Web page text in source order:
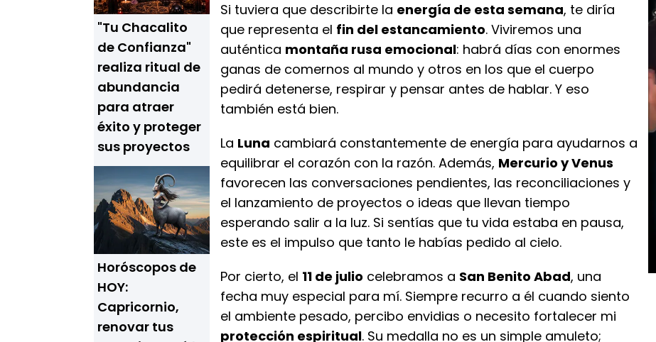
"Tu Chacalito
de Confianza"
realiza ritual de
abundancia
para atraer
éxito y proteger
sus proyectos
Horóscopos de
HOY:
Capricornio,
renovar tus
Si tuviera que describirte la energía de esta semana, te diría
que representa el fin del estancamiento. Viviremos una
auténtica montaña rusa emocional: habrá días con enormes
ganas de comernos al mundo y otros en los que el cuerpo
pedirá detenerse, respirar y pensar antes de hablar. Y eso
también está bien.
La Luna cambiará constantemente de energía para ayudarnos a
equilibrar el corazón con la razón. Además, Mercurio y Venus
favorecen las conversaciones pendientes, las reconciliaciones y
el lanzamiento de proyectos o ideas que llevan tiempo
esperando salir a la luz. Si sentías que tu vida estaba en pausa,
este es el impulso que tanto le habías pedido al cielo.
Por cierto, el 11 de julio celebramos a San Benito Abad, una
fecha muy especial para mí. Siempre recurro a él cuando siento
el ambiente pesado, percibo envidias o necesito fortalecer mi
protección espiritual. Su medalla no es un simple amuleto;